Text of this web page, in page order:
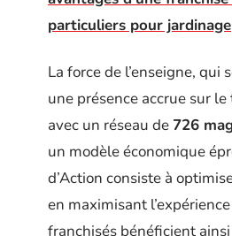
particuliers pour jardinage
La force de l’enseigne, qui
une présence accrue sur
avec un réseau de 726
un modèle économique
d’Action consiste à
en maximisant
franchisés bénéficient